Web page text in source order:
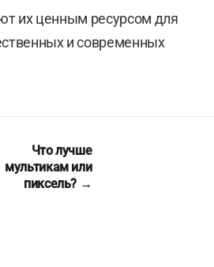
их ценным ресурсом для
и современных
Что лучше
мультикам или
пиксель? →